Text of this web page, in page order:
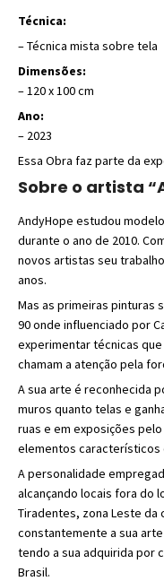
Técnica:
– Técnica mista sobre tela
Dimensões:
– 120 x 100 cm
Ano:
– 2023
Essa Obra faz parte da
Sobre o artista
AndyHope estudou
durante o ano de 2010.
novos artistas seu
anos.
Mas as primeiras pinturas
90 onde influenciado por
experimentar técnicas
chamam a atenção pela
A sua arte é reconhecida
muros quanto telas e
ruas e em exposições
elementos característicos
A personalidade
alcançando locais fora do
Tiradentes, zona Leste da
constantemente a sua
tendo a sua adquirida por
Brasil.